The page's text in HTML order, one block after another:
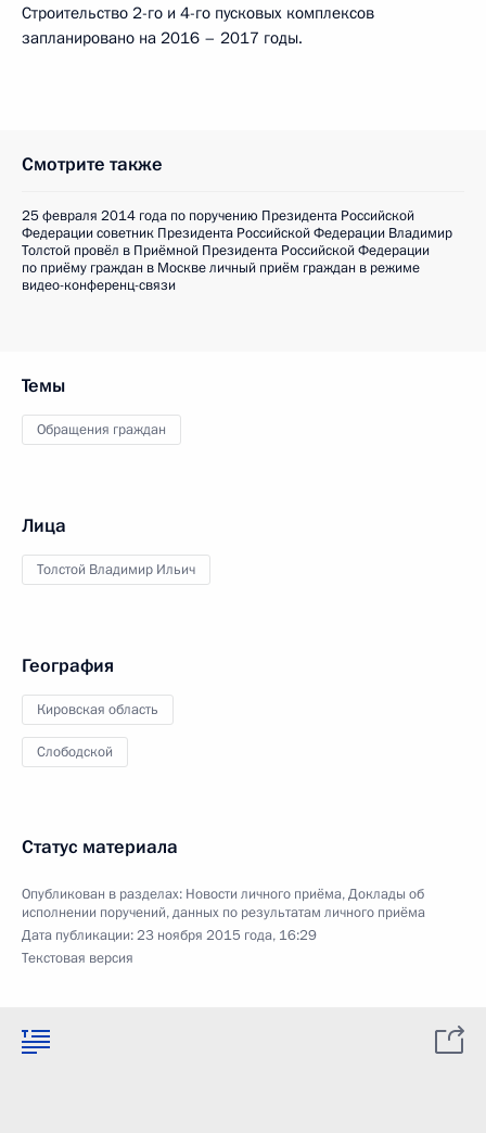
Строительство 2-го и 4-го пусковых комплексов
запланировано на 2016 – 2017 годы.
Смотрите также
25 февраля 2014 года по поручению Президента Российской
Федерации советник Президента Российской Федерации Владимир
Толстой провёл в Приёмной Президента Российской Федерации
по приёму граждан в Москве личный приём граждан в режиме
видео-конференц-связи
Темы
Обращения граждан
Лица
Толстой Владимир Ильич
География
Кировская область
Слободской
Статус материала
Опубликован в разделах: Новости личного приёма,Доклады об
исполнении поручений, данных по результатам личного приёма
Дата публикации:23 ноября 2015 года, 16:29
Текстовая версия